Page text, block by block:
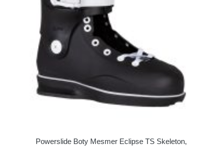
Powerslide Boty Mesmer Eclipse TS Skeleton,